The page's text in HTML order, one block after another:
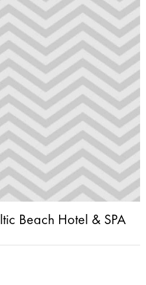
Beach Hotel & SPA